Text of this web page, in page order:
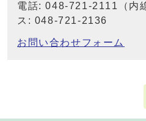
電話: 048-721-2111（内
ス: 048-721-2136
お問い合わせフォーム